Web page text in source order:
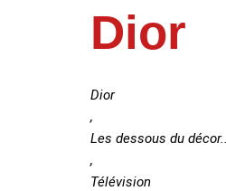
Dior
Dior
,
Les dessous du décor...
,
Télévision